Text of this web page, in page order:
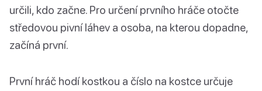
určili, kdo začne. Pro určení prvního hráče otočte
středovou pivní láhev a osoba, na kterou dopadne,
začíná první.
První hráč hodí kostkou a číslo na kostce určuje